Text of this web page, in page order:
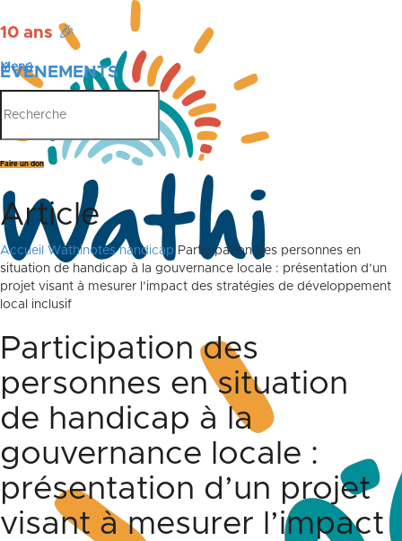
10 ans 🎉
ÉVÉNEMENTS
PUBLICATIONS
Menu
Faire un don
Article
Accueil Wathinotes handicap Participation des personnes en
situation de handicap à la gouvernance locale : présentation d’un
projet visant à mesurer l’impact des stratégies de développement
local inclusif
Participation des
personnes en situation
de handicap à la
gouvernance locale :
présentation d’un projet
visant à mesurer l’impact